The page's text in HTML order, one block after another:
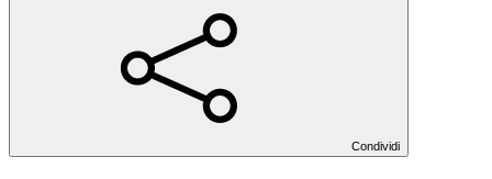
Condividi